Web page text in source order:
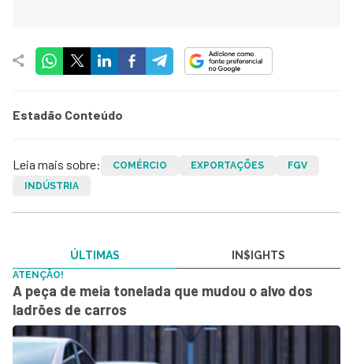
Estadão Conteúdo
Leia mais sobre: COMÉRCIO EXPORTAÇÕES
FGV
INDÚSTRIA
ÚLTIMAS IN$IGHTS
ATENÇÃO!
A peça de meia tonelada que mudou o alvo dos
ladrões de carros